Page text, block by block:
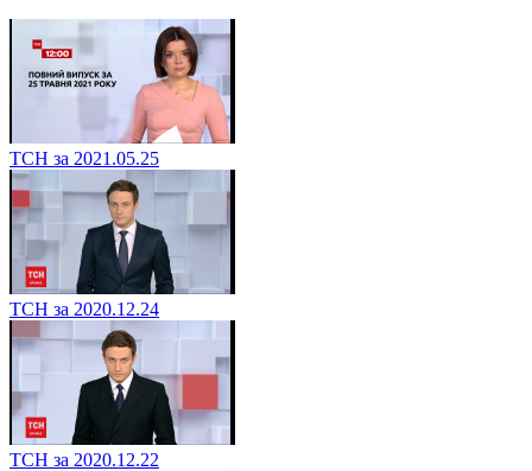
ТСН за 2021.05.25
ТСН за 2020.12.24
ТСН за 2020.12.22